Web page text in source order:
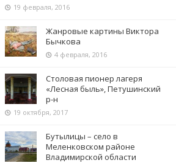
19 февраля, 2016
Жанровые картины Виктора
Бычкова
4 февраля, 2016
Столовая пионер лагеря
«Лесная быль», Петушинский
р-н
19 октября, 2017
Бутылицы – село в
Меленковском районе
Владимирской области